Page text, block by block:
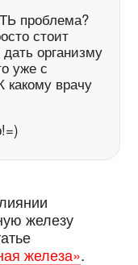
проблема?
стоит
организму
уже с
какому врачу
железу
железа».